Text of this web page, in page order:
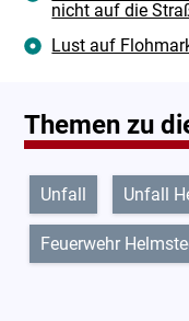
nicht auf die
Lust auf
Themen zu
Unfall Unfall
Feuerwehr